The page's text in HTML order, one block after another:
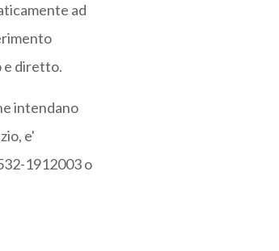
ad
e diretto.
intendano
e'
1912003 o